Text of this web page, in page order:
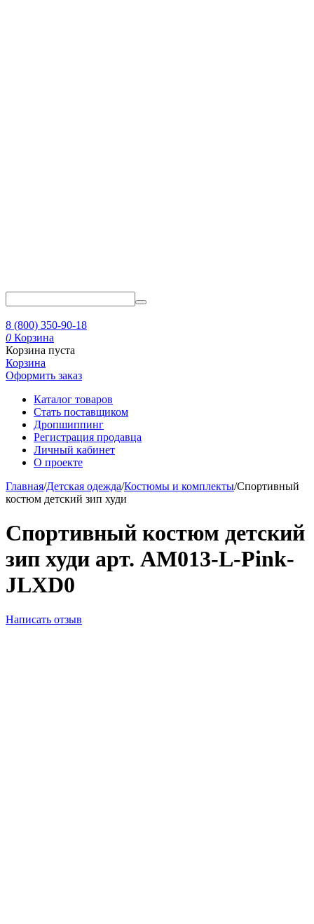
8 (800) 350-90-18
0 Корзина
Корзина пуста
Корзина
Оформить заказ
Каталог товаров
Стать поставщиком
Дропшиппинг
Регистрация продавца
Личный кабинет
О проекте
Главная/Детская одежда/Костюмы и комплекты/Спортивный
костюм детский зип худи
Спортивный костюм детский
зип худи арт. AM013-L-Pink-
JLXD0
Написать отзыв